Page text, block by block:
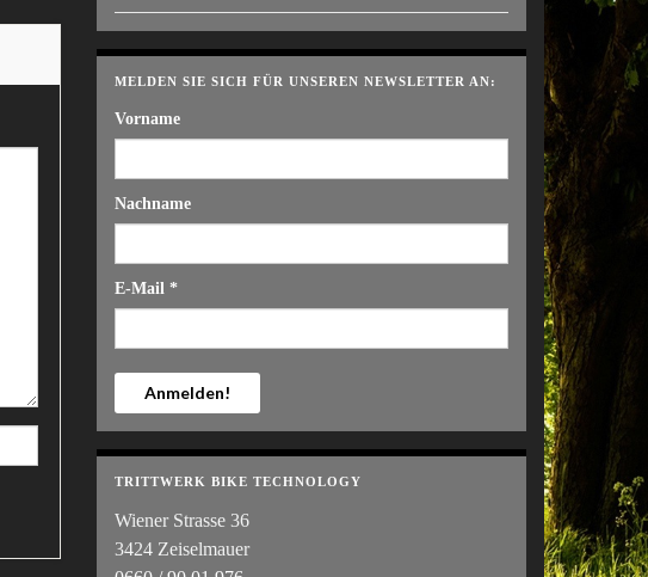
MELDEN SIE SICH FÜR UNSEREN NEWSLETTER AN:
Vorname
Nachname
E-Mail *
TRITTWERK BIKE TECHNOLOGY
Wiener Strasse 36
3424 Zeiselmauer